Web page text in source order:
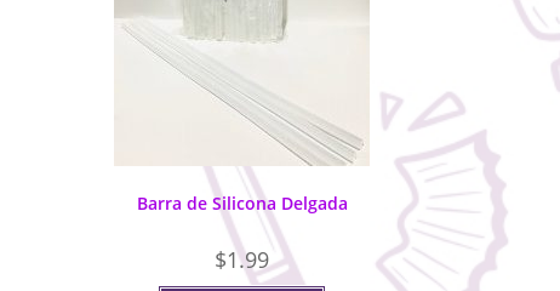
Barra de Silicona Delgada
$1.99